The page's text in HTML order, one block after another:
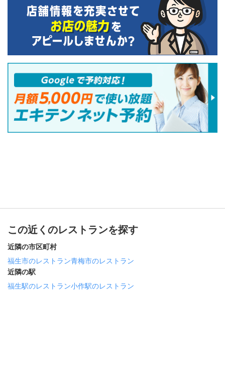
この近くのレストランを探す
近隣の市区町村
福生市のレストラン青梅市のレストラン
近隣の駅
福生駅のレストラン小作駅のレストラン